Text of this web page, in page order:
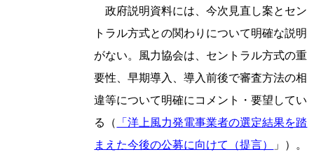
政府説明資料には、今次見直し案とセン
トラル方式との関わりについて明確な説明
がない。風力協会は、セントラル方式の重
要性、早期導入、導入前後で審査方法の相
違等について明確にコメント・要望してい
る（
「洋上風力発電事業者の選定結果を踏
まえた今後の公募に向けて（提言）
」）。